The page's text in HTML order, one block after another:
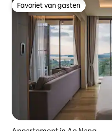
Favoriet van gasten
Favoriet van gasten